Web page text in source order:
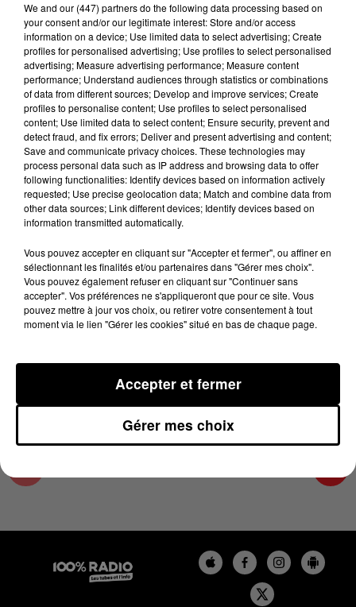
Lecture (4 min 15 sec)
100%
100% Radio les infos du Lot
11 juin 2025 - 4 min 15 sec
LES INFOS DU LOT DU 11/06/2025 À 08H00
11/06/2025
We and our (447) partnersdo the following data processing based on
your consent and/or our legitimate interest: Store and/or access
information on a device; Use limited data to select advertising; Create
profiles for personalised advertising; Use profiles to select personalised
advertising; Measure advertising performance; Measure content
performance; Understand audiences through statistics or combinations
of data from different sources; Develop and improve services; Create
profiles to personalise content; Use profiles to select personalised
content; Use limited data to select content; Ensure security, prevent and
detect fraud, and fix errors; Deliver and present advertising and content;
Save and communicate privacy choices. These technologies may
process personal data such as IP address and browsing data to offer
following functionalities: Identify devices based on information actively
requested; Use precise geolocation data; Match and combine data from
other data sources; Link different devices; Identify devices based on
information transmitted automatically.
Vous pouvez accepter en cliquant sur "Accepter et fermer", ou affiner en
sélectionnant les finalités et/ou partenaires dans "Gérer mes choix".
Vous pouvez également refuser en cliquant sur "Continuer sans
accepter". Vos préférences ne s'appliqueront que pour ce site. Vous
pouvez mettre à jour vos choix, ou retirer votre consentement à tout
moment via le lien "Gérer les cookies" situé en bas de chaque page.
Gérer mes choix
Accepter et fermer